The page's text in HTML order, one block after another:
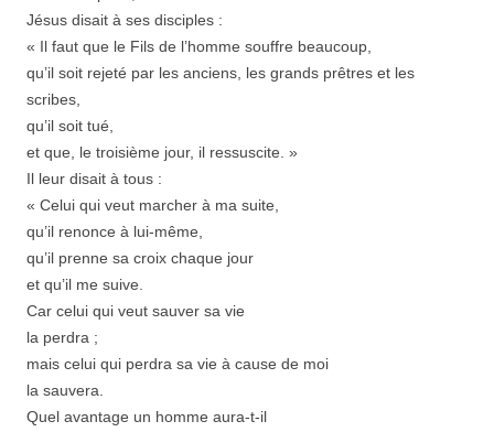
Jésus disait à ses disciples :
« Il faut que le Fils de l’homme souffre beaucoup,
qu’il soit rejeté par les anciens, les grands prêtres et les
scribes,
qu’il soit tué,
et que, le troisième jour, il ressuscite. »
Il leur disait à tous :
« Celui qui veut marcher à ma suite,
qu’il renonce à lui-même,
qu’il prenne sa croix chaque jour
et qu’il me suive.
Car celui qui veut sauver sa vie
la perdra ;
mais celui qui perdra sa vie à cause de moi
la sauvera.
Quel avantage un homme aura-t-il